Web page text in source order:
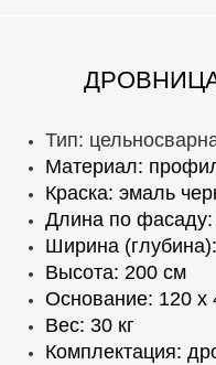
Тип:
Материал:
Краска: эмаль
Длина по
Ширина
Высота: 200 см
Основание: 120 х
Вес: 30 кг
Комплектация: